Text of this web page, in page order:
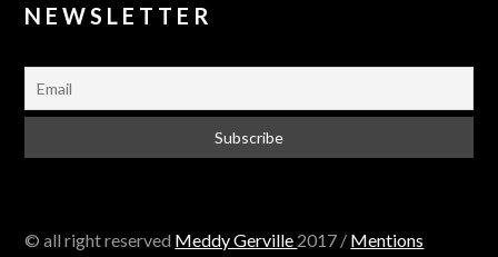
NEWSLETTER
© all right reserved Meddy Gerville 2017 / Mentions